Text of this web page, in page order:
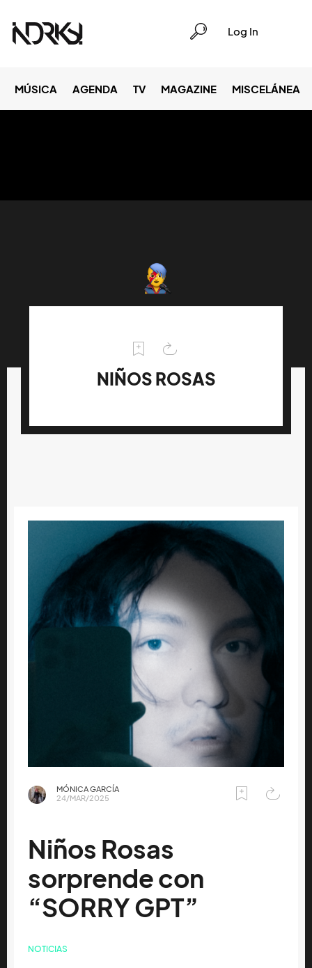
Log In
MÚSICA AGENDA TV MAGAZINE MISCELÁNEA
NIÑOS ROSAS
MÓNICA GARCÍA
24/MAR/2025
Niños Rosas
sorprende con
“SORRY GPT”
NOTICIAS